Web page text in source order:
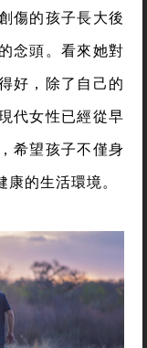
傷的孩子長大後
念頭。看來她對
好，除了自己的
代女性已經從早
希望孩子不僅身
的生活環境。